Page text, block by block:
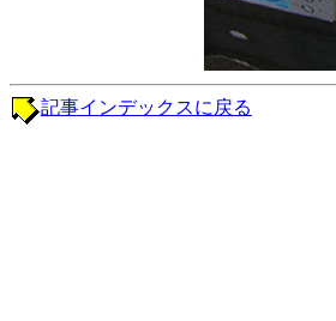
記事インデックスに戻る